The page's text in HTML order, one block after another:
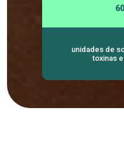
unidades de
toxinas